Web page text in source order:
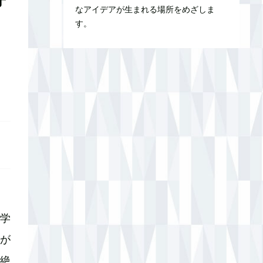
なアイデアが生まれる場所をめざしま
す。